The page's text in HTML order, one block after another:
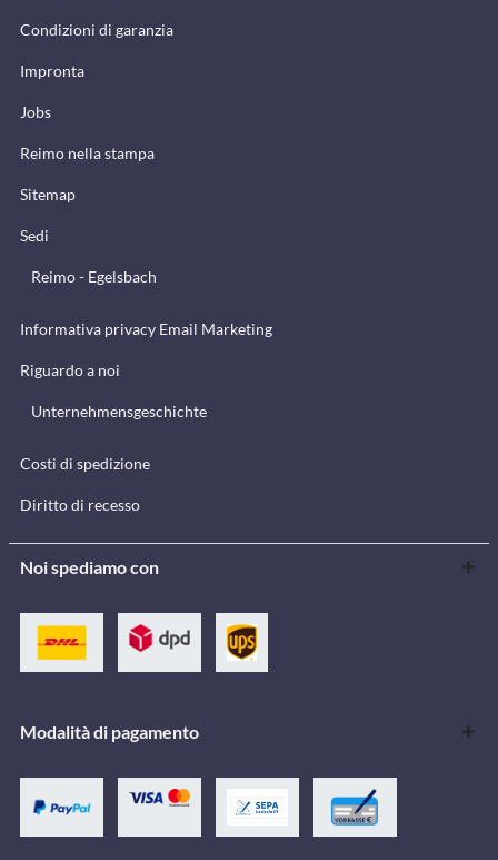
Condizioni di garanzia
Impronta
Jobs
Reimo nella stampa
Sitemap
Sedi
Reimo - Egelsbach
Informativa privacy Email Marketing
Riguardo a noi
Unternehmensgeschichte
Costi di spedizione
Diritto di recesso
Noi spediamo con
Modalità di pagamento